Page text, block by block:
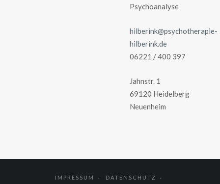
Psychoanalyse
hilberink@psychotherapie-
hilberink.de
06221 / 400 397
Jahnstr. 1
69120 Heidelberg
Neuenheim
IMPRESSUM DATENSCHUTZ